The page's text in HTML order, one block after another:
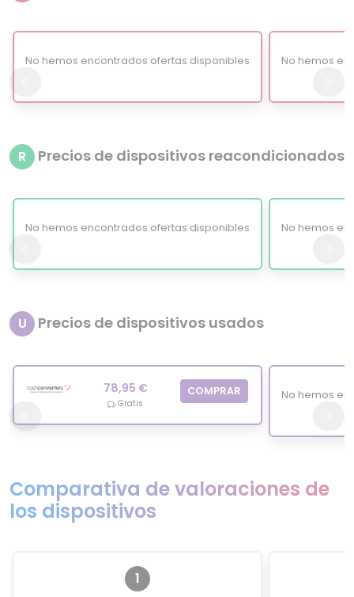
No hemos encontrados ofertas disponibles No hemos
R Precios de dispositivos reacondicionados
No hemos encontrados ofertas disponibles No hemos
U Precios de dispositivos usados
78,95 €
Gratis
COMPRAR No hemos
Comparativa de valoraciones de
los dispositivos
1